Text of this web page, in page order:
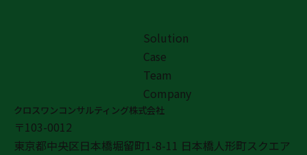
Solution
Case
Team
Company
クロスワンコンサルティング株式会社
〒103-0012
東京都中央区日本橋堀留町1-8-11 日本橋人形町スクエア